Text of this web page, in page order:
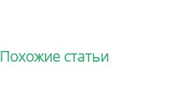
Похожие статьи